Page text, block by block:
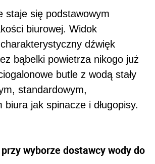
staje się podstawowym
biurowej. Widok
dźwięk
bąbelki powietrza nikogo już
butle z wodą stały
standardowym,
biura jak spinacze i długopisy.
wyborze dostawcy wody do